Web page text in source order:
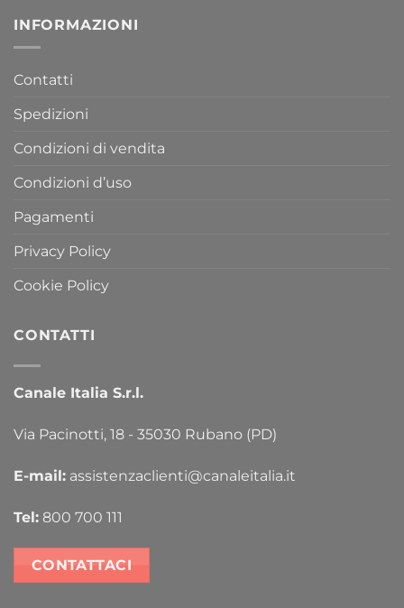
INFORMAZIONI
Contatti
Spedizioni
Condizioni di vendita
Condizioni d’uso
Pagamenti
Privacy Policy
Cookie Policy
CONTATTI
Canale Italia S.r.l.
Via Pacinotti, 18 - 35030 Rubano (PD)
E-mail: assistenzaclienti@canaleitalia.it
Tel: 800 700 111
CONTATTACI